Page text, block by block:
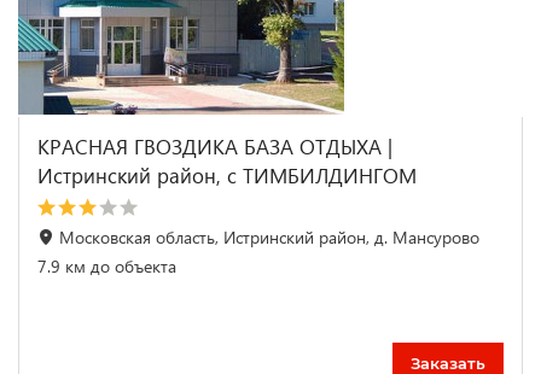
КРАСНАЯ ГВОЗДИКА БАЗА ОТДЫХА |
Истринский район, с ТИМБИЛДИНГОМ
Московская область, Истринский район, д. Мансурово
7.9 км до объекта
Заказать